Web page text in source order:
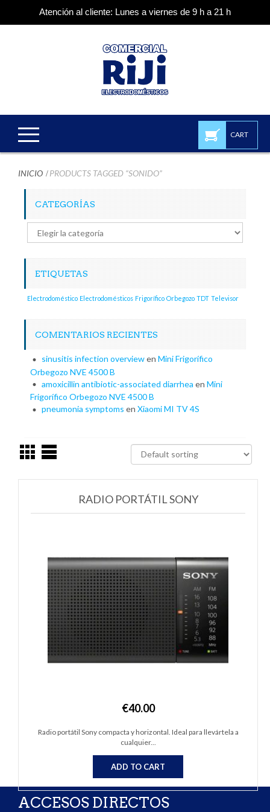
Atención al cliente: Lunes a viernes de 9 h a 21 h
CART
INICIO PRODUCTS TAGGED “SONIDO”
CATEGORÍAS
Categorías
ETIQUETAS
Electrodoméstico Electrodomésticos Frigorífico Orbegozo TDT Televisor
COMENTARIOS RECIENTES
sinusitis infection overviewen Mini Frigorífico
Orbegozo NVE 4500 B
amoxicillin antibiotic-associated diarrhea en Mini
Frigorífico Orbegozo NVE 4500 B
pneumonia symptoms en Xiaomi MI TV 4S
RADIO PORTÁTIL SONY
€40.00
Radio portátil Sony compacta y horizontal. Ideal para llevártela a
cualquier...
ADD TO CART
ACCESOS DIRECTOS